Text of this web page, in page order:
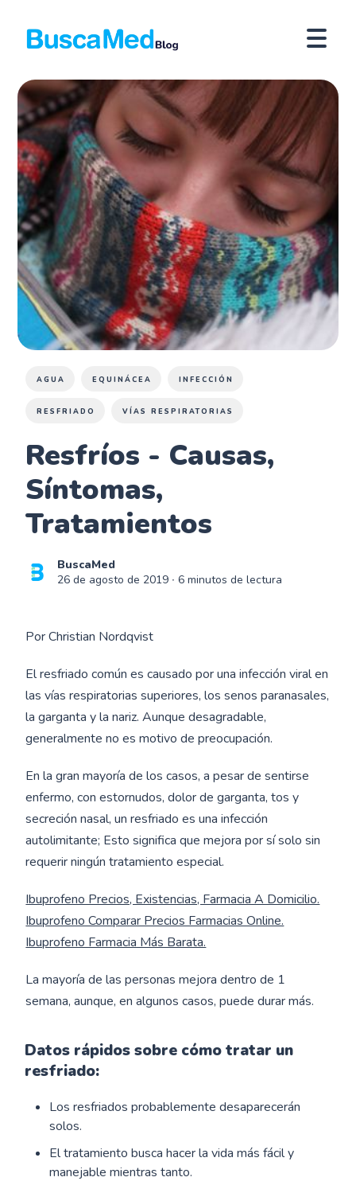
AGUA EQUINÁCEA INFECCIÓN
RESFRIADO VÍAS RESPIRATORIAS
Resfríos - Causas,
Síntomas,
Tratamientos
BuscaMed
26 de agosto de 2019 ∙ 6 minutos de lectura
Por Christian Nordqvist
El resfriado común es causado por una infección viral en
las vías respiratorias superiores, los senos paranasales,
la garganta y la nariz. Aunque desagradable,
generalmente no es motivo de preocupación.
En la gran mayoría de los casos, a pesar de sentirse
enfermo, con estornudos, dolor de garganta, tos y
secreción nasal, un resfriado es una infección
autolimitante; Esto significa que mejora por sí solo sin
requerir ningún tratamiento especial.
Ibuprofeno Precios, Existencias, Farmacia A Domicilio.
Ibuprofeno Comparar Precios Farmacias Online.
Ibuprofeno Farmacia Más Barata.
La mayoría de las personas mejora dentro de 1
semana, aunque, en algunos casos, puede durar más.
Datos rápidos sobre cómo tratar un
resfriado:
Los resfriados probablemente desaparecerán
solos.
El tratamiento busca hacer la vida más fácil y
manejable mientras tanto.